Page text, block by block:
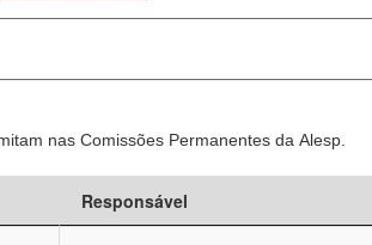
nas Comissões Permanentes da Alesp.
Responsável